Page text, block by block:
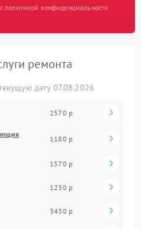
политикой конфиденциальности
ремонта
дату 07.08.2026
2570 р
1180 р
1570 р
1230 р
3430 р